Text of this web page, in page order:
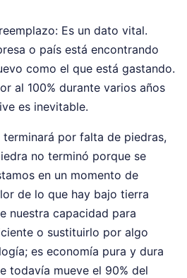
Es un dato vital.
o país está encontrando
como el que está gastando.
al 100% durante varios años
es inevitable.
por falta de piedras,
no terminó porque se
en un momento de
de lo que hay bajo tierra
nuestra capacidad para
o sustituirlo por algo
es economía pura y dura
todavía mueve el 90% del